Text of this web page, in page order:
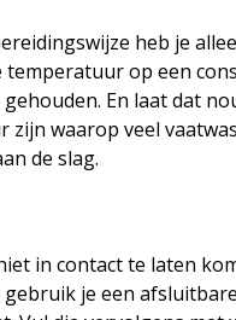
heb je
temperatuur op een
En laat dat
zijn waarop veel
de slag.
in contact te laten
gebruik je een